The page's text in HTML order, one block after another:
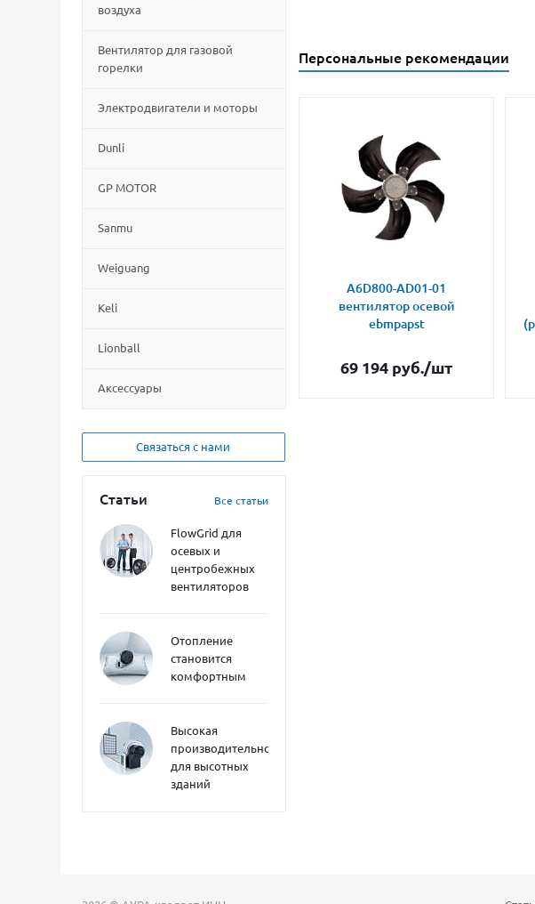
воздуха
Вентилятор для газовой
горелки
Электродвигатели и моторы
Dunli
GP MOTOR
Sanmu
Weiguang
Keli
Lionball
Aксессуары
Связаться с нами
Статьи Все статьи
FlowGrid для
осевых и
центробежных
вентиляторов
Отопление
становится
комфортным
Высокая
производительность
для высотных
зданий
Персональные рекомендации
A6D800-AD01-01
вентилятор осевой
ebmpapst
69 194 руб./шт